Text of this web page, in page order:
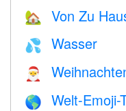
🏡 Von Zu
💦 Wasser
🎅
🌎 Welt-Emoji-